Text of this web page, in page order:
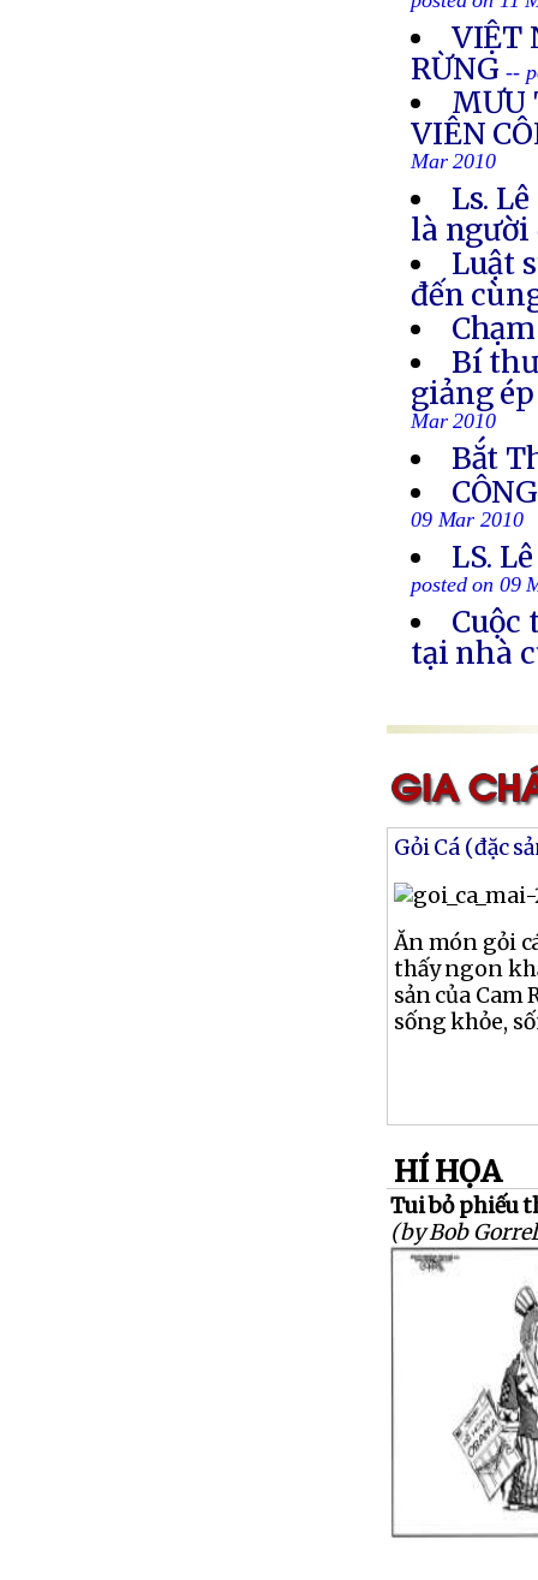
VIỆT
RỪNG--
MƯU
VIÊN
Mar 2010
Ls.
là người
Luật
đến
Bí
giảng
Mar 2010
Bắt
09 Mar 2010
LS.
posted on 09
Cuộc
tại nhà
Gỏi Cá (đặc
Ăn món gỏi
thấy ngon
sản của
sống khỏe,
HÍ HỌA
Tui bỏ phiếu
(by Bob